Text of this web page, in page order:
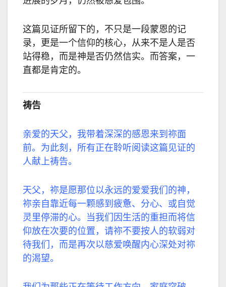
这篇见证所留下的，不只是一段蒙恩的记
录，更是一个信仰的核心，从来不是人是否
站得稳，而是神是否仍然信实。而答案，一
直都是肯定的。
祷告
亲爱的天父，我带着深深的感恩来到祢面
前。为此刻，所有正在聆听阅读这篇见证的
人献上祷告。
天父，祢是愿那位以永远的爱爱我们的神，
祢亲自靠近每一颗感到疲惫、分心、或自觉
灵里停滞的心。当我们因生活的重担而将信
仰放在次要的位置，请祢不要按人的软弱对
待我们，而是再次以慈爱唤醒内心深处对祢
的渴望。